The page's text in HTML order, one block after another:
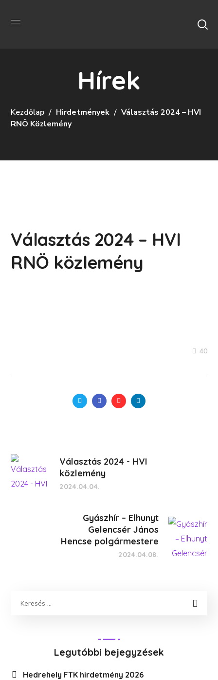
Hírek
Kezdőlap Hirdetmények
Választás 2024 – HVI
RNÖ Közlemény
Választás 2024 – HVI
RNÖ közlemény
40
Választás 2024 - HVI
közlemény
2024.04.04.
Gyászhír – Elhunyt
Gelencsér János
Hencse polgármestere
2024.04.08.
Legutóbbi bejegyzések
Hedrehely FTK hirdetmény 2026